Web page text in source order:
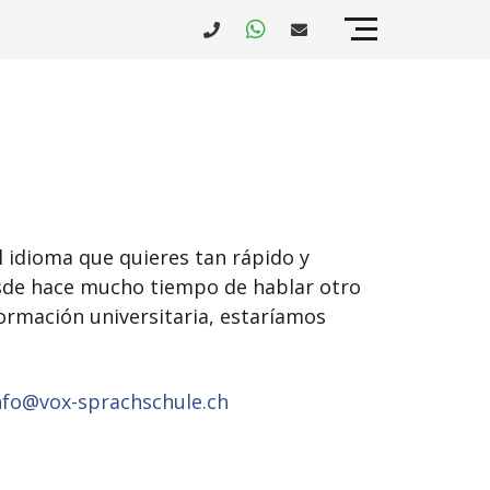
idioma que quieres tan rápido y
hace mucho tiempo de hablar otro
universitaria, estaríamos
sprachschule.ch